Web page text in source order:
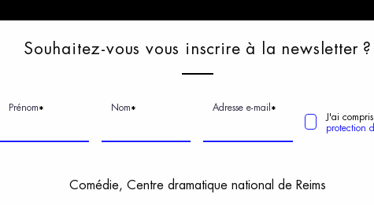
Souhaitez-vousvous i nscrire à a newsletter ?
Prénom* Nom* Adresse e-mail *
J'ai
protection
Comédie, Centre dramatique national de Reims